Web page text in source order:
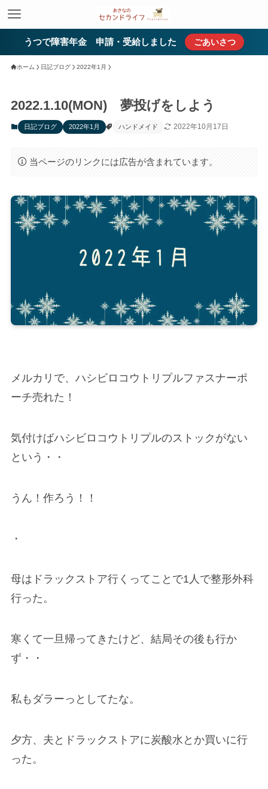
うつで障害年金 申請・受給しました ごあいさつ
ホーム 日記ブログ 2022年1月
2022.1.10(MON) 夢投げをしよう
日記ブログ 2022年1月 ハンドメイド 2022年10月17日
当ページのリンクには広告が含まれています。
メルカリで、ハシビロコウトリプルファスナーポ
ーチ売れた！
気付けばハシビロコウトリプルのストックがない
という・・
うん！作ろう！！
・
母はドラックストア行くってことで1人で整形外科
行った。
寒くて一旦帰ってきたけど、結局その後も行か
ず・・
私もダラーっとしてたな。
夕方、夫とドラックストアに炭酸水とか買いに行
った。